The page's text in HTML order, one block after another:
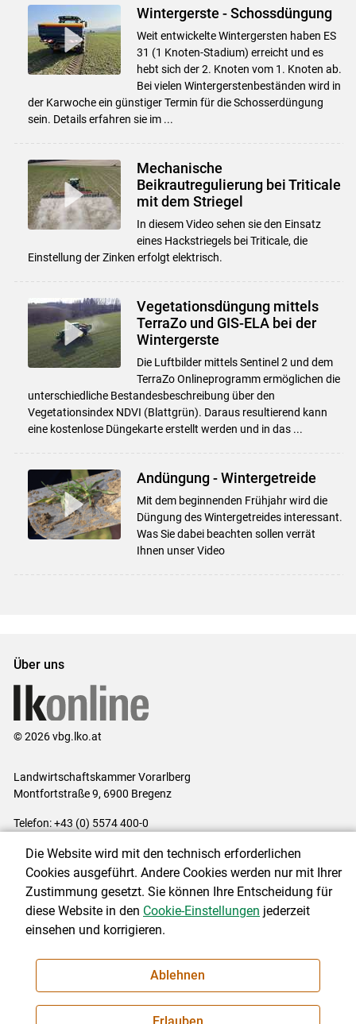
Wintergerste - Schossdüngung
Weit entwickelte Wintergersten haben ES
31 (1 Knoten-Stadium) erreicht und es
hebt sich der 2. Knoten vom 1. Knoten ab.
Bei vielen Wintergerstenbeständen wird in
der Karwoche ein günstiger Termin für die Schosserdüngung
sein. Details erfahren sie im ...
Mechanische
Beikrautregulierung bei Triticale
mit dem Striegel
In diesem Video sehen sie den Einsatz
eines Hackstriegels bei Triticale, die
Einstellung der Zinken erfolgt elektrisch.
Vegetationsdüngung mittels
TerraZo und GIS-ELA bei der
Wintergerste
Die Luftbilder mittels Sentinel 2 und dem
TerraZo Onlineprogramm ermöglichen die
unterschiedliche Bestandesbeschreibung über den
Vegetationsindex NDVI (Blattgrün). Daraus resultierend kann
eine kostenlose Düngekarte erstellt werden und in das ...
Andüngung - Wintergetreide
Mit dem beginnenden Frühjahr wird die
Düngung des Wintergetreides interessant.
Was Sie dabei beachten sollen verrät
Ihnen unser Video
Über uns
© 2026 vbg.lko.at
Landwirtschaftskammer Vorarlberg
Montfortstraße 9, 6900 Bregenz
Telefon: +43 (0) 5574 400-0
Impressum|Kontakt|Datenschutzerklärung|Barrierefreiheit|
Cookie-Einstellungen
NEWSLETTER
Die Website wird mit den technisch erforderlichen
Cookies ausgeführt. Andere Cookies werden nur mit Ihrer
Zustimmung gesetzt. Sie können Ihre Entscheidung für
diese Website in den Cookie-Einstellungen jederzeit
einsehen und korrigieren.
Ablehnen